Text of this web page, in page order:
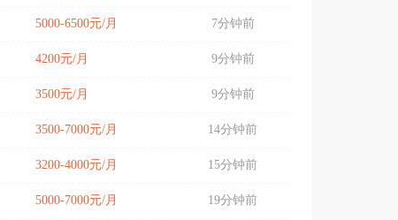
5000-6500元/月 7分钟前
4200元/月 9分钟前
3500元/月 9分钟前
3500-7000元/月 14分钟前
3200-4000元/月 15分钟前
5000-7000元/月 19分钟前